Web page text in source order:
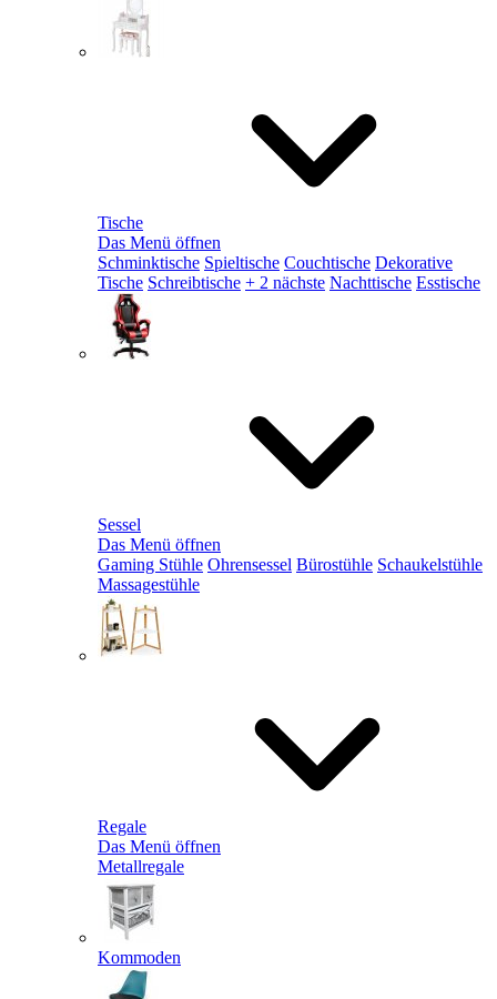
Tische
Das Menü öffnen
Schminktische Spieltische Couchtische Dekorative
Tische Schreibtische + 2 nächste Nachttische Esstische
Sessel
Das Menü öffnen
Gaming Stühle Ohrensessel Bürostühle Schaukelstühle
Massagestühle
Regale
Das Menü öffnen
Metallregale
Kommoden